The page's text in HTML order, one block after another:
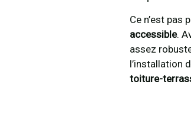
Ce n’est pas
accessible.
assez
l’installation
toiture-